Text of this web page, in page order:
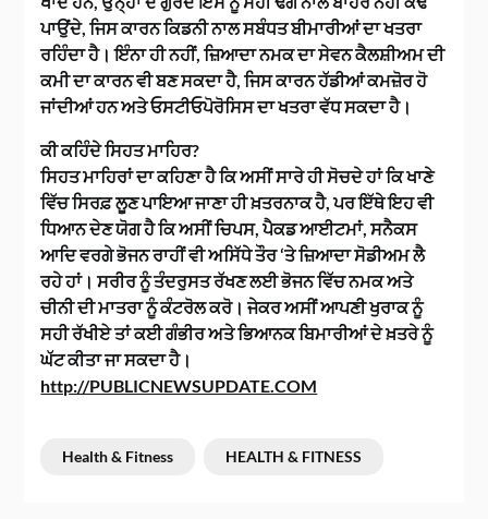
ਪਾਉਂਦੇ, ਜਿਸ ਕਾਰਨ ਕਿਡਨੀ ਨਾਲ ਸਬੰਧਤ ਬੀਮਾਰੀਆਂ ਦਾ ਖਤਰਾ
ਰਹਿੰਦਾ ਹੈ। ਇੰਨਾ ਹੀ ਨਹੀਂ, ਜ਼ਿਆਦਾ ਨਮਕ ਦਾ ਸੇਵਨ ਕੈਲਸ਼ੀਅਮ ਦੀ
ਕਮੀ ਦਾ ਕਾਰਨ ਵੀ ਬਣ ਸਕਦਾ ਹੈ, ਜਿਸ ਕਾਰਨ ਹੱਡੀਆਂ ਕਮਜ਼ੋਰ ਹੋ
ਜਾਂਦੀਆਂ ਹਨ ਅਤੇ ਓਸਟੀਓਪੋਰੋਸਿਸ ਦਾ ਖਤਰਾ ਵੱਧ ਸਕਦਾ ਹੈ।
ਕੀ ਕਹਿੰਦੇ ਸਿਹਤ ਮਾਹਿਰ?
ਸਿਹਤ ਮਾਹਿਰਾਂ ਦਾ ਕਹਿਣਾ ਹੈ ਕਿ ਅਸੀਂ ਸਾਰੇ ਹੀ ਸੋਚਦੇ ਹਾਂ ਕਿ ਖਾਣੇ
ਵਿੱਚ ਸਿਰਫ਼ ਲੂਣ ਪਾਇਆ ਜਾਣਾ ਹੀ ਖ਼ਤਰਨਾਕ ਹੈ, ਪਰ ਇੱਥੇ ਇਹ ਵੀ
ਧਿਆਨ ਦੇਣ ਯੋਗ ਹੈ ਕਿ ਅਸੀਂ ਚਿਪਸ, ਪੈਕਡ ਆਈਟਮਾਂ, ਸਨੈਕਸ
ਆਦਿ ਵਰਗੇ ਭੋਜਨ ਰਾਹੀਂ ਵੀ ਅਸਿੱਧੇ ਤੌਰ ‘ਤੇ ਜ਼ਿਆਦਾ ਸੋਡੀਅਮ ਲੈ
ਰਹੇ ਹਾਂ। ਸਰੀਰ ਨੂੰ ਤੰਦਰੁਸਤ ਰੱਖਣ ਲਈ ਭੋਜਨ ਵਿੱਚ ਨਮਕ ਅਤੇ
ਚੀਨੀ ਦੀ ਮਾਤਰਾ ਨੂੰ ਕੰਟਰੋਲ ਕਰੋ। ਜੇਕਰ ਅਸੀਂ ਆਪਣੀ ਖੁਰਾਕ ਨੂੰ
ਸਹੀ ਰੱਖੀਏ ਤਾਂ ਕਈ ਗੰਭੀਰ ਅਤੇ ਭਿਆਨਕ ਬਿਮਾਰੀਆਂ ਦੇ ਖ਼ਤਰੇ ਨੂੰ
ਘੱਟ ਕੀਤਾ ਜਾ ਸਕਦਾ ਹੈ।
http://PUBLICNEWSUPDATE.COM
Health & Fitness HEALTH & FITNESS